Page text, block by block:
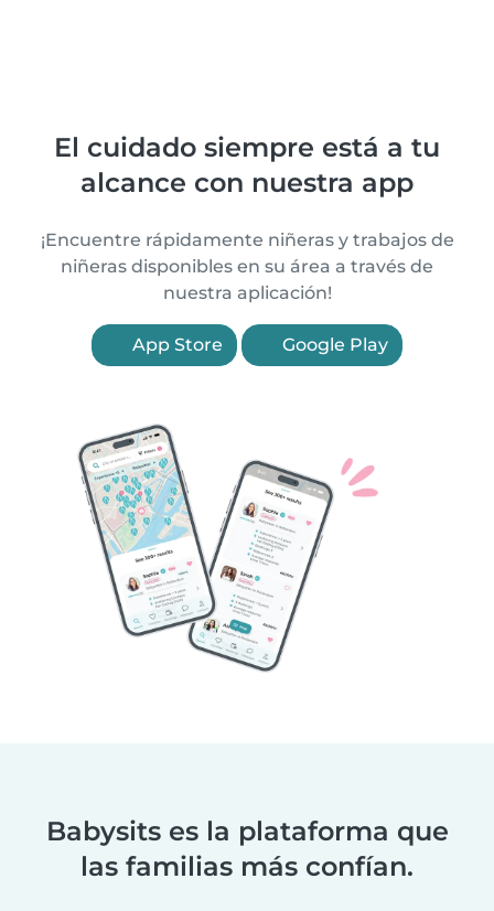
El cuidado siempre está a tu
alcance con nuestra app
¡Encuentre rápidamente niñeras y trabajos de
niñeras disponibles en su área a través de
nuestra aplicación!
App Store Google Play
Babysits es la plataforma que
las familias más confían.